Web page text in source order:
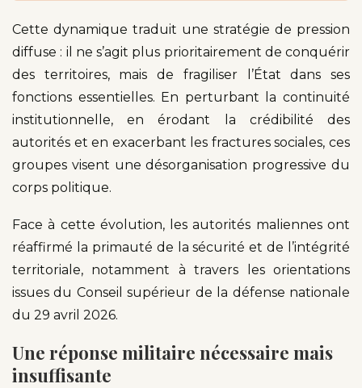
Cette dynamique traduit une stratégie de pression
diffuse : il ne s’agit plus prioritairement de conquérir
des territoires, mais de fragiliser l’État dans ses
fonctions essentielles. En perturbant la continuité
institutionnelle, en érodant la crédibilité des
autorités et en exacerbant les fractures sociales, ces
groupes visent une désorganisation progressive du
corps politique.
Face à cette évolution, les autorités maliennes ont
réaffirmé la primauté de la sécurité et de l’intégrité
territoriale, notamment à travers les orientations
issues du Conseil supérieur de la défense nationale
du 29 avril 2026.
Une réponse militaire nécessaire mais
insuffisante